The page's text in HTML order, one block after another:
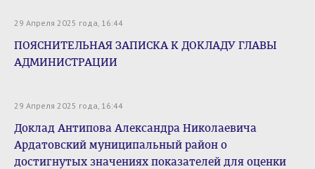
29 Апреля 2025 года, 16:44
ПОЯСНИТЕЛЬНАЯ ЗАПИСКА К ДОКЛАДУ ГЛАВЫ
АДМИНИСТРАЦИИ
29 Апреля 2025 года, 16:44
Доклад Антипова Александра Николаевича
Ардатовский муниципальный район о
достигнутых значениях показателей для оценки